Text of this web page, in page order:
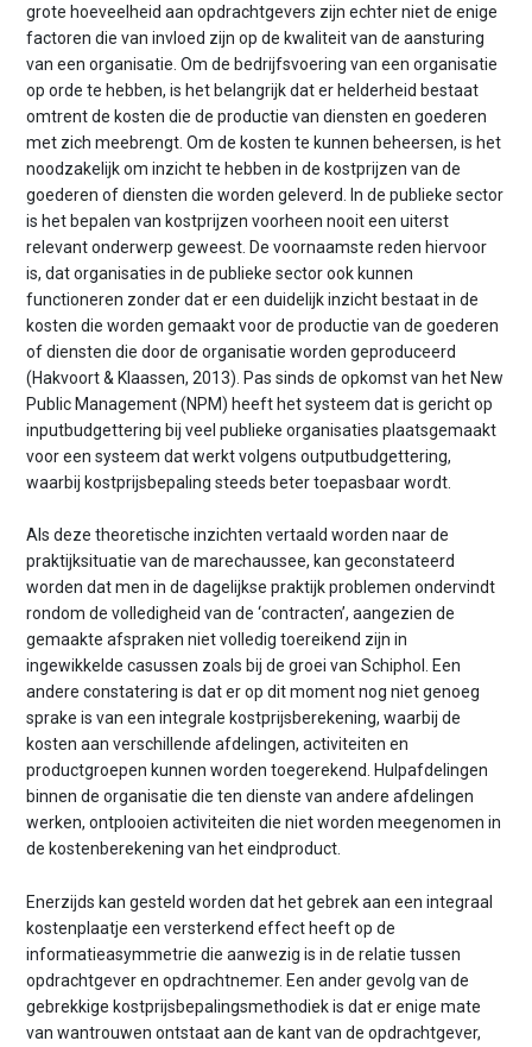
grote hoeveelheid aan opdrachtgevers zijn echter niet de enige
factoren die van invloed zijn op de kwaliteit van de aansturing
van een organisatie. Om de bedrijfsvoering van een organisatie
op orde te hebben, is het belangrijk dat er helderheid bestaat
omtrent de kosten die de productie van diensten en goederen
met zich meebrengt. Om de kosten te kunnen beheersen, is het
noodzakelijk om inzicht te hebben in de kostprijzen van de
goederen of diensten die worden geleverd. In de publieke sector
is het bepalen van kostprijzen voorheen nooit een uiterst
relevant onderwerp geweest. De voornaamste reden hiervoor
is, dat organisaties in de publieke sector ook kunnen
functioneren zonder dat er een duidelijk inzicht bestaat in de
kosten die worden gemaakt voor de productie van de goederen
of diensten die door de organisatie worden geproduceerd
(Hakvoort & Klaassen, 2013). Pas sinds de opkomst van het New
Public Management (NPM) heeft het systeem dat is gericht op
inputbudgettering bij veel publieke organisaties plaatsgemaakt
voor een systeem dat werkt volgens outputbudgettering,
waarbij kostprijsbepaling steeds beter toepasbaar wordt.
Als deze theoretische inzichten vertaald worden naar de
praktijksituatie van de marechaussee, kan geconstateerd
worden dat men in de dagelijkse praktijk problemen ondervindt
rondom de volledigheid van de ‘contracten’, aangezien de
gemaakte afspraken niet volledig toereikend zijn in
ingewikkelde casussen zoals bij de groei van Schiphol. Een
andere constatering is dat er op dit moment nog niet genoeg
sprake is van een integrale kostprijsberekening, waarbij de
kosten aan verschillende afdelingen, activiteiten en
productgroepen kunnen worden toegerekend. Hulpafdelingen
binnen de organisatie die ten dienste van andere afdelingen
werken, ontplooien activiteiten die niet worden meegenomen in
de kostenberekening van het eindproduct.
Enerzijds kan gesteld worden dat het gebrek aan een integraal
kostenplaatje een versterkend effect heeft op de
informatieasymmetrie die aanwezig is in de relatie tussen
opdrachtgever en opdrachtnemer. Een ander gevolg van de
gebrekkige kostprijsbepalingsmethodiek is dat er enige mate
van wantrouwen ontstaat aan de kant van de opdracht­gever,